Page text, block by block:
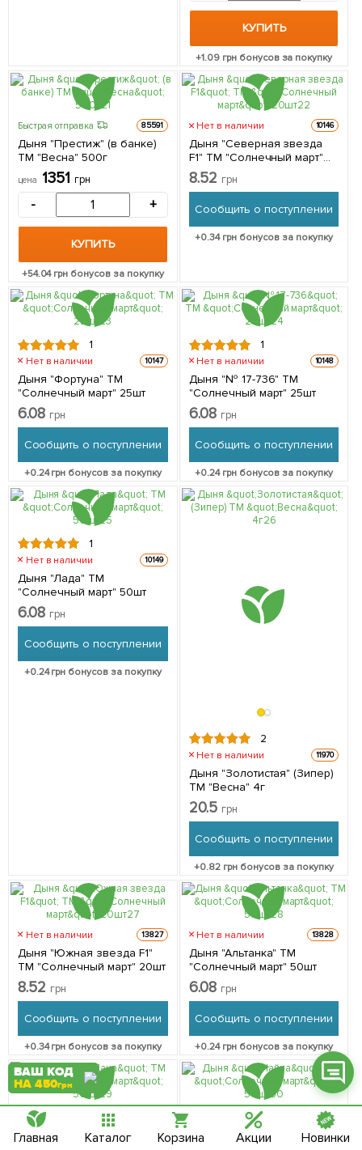
КУПИТЬ
+1.09грн бонусов за покупку
Быстрая отправка 85591
Дыня "Престиж" (в банке)
ТМ "Весна" 500г
цена 1351 грн
- +
КУПИТЬ
+54.04грн бонусов за покупку
Нет в наличии 10146
Дыня "Северная звезда
F1" ТМ "Солнечный март"
20шт
8.52 грн
Сообщить о поступлении
+0.34грн бонусов за покупку
1
Нет в наличии 10147
Дыня "Фортуна" ТМ
"Солнечный март" 25шт
6.08 грн
Сообщить о поступлении
+0.24грн бонусов за покупку
1
Нет в наличии 10148
Дыня "№ 17-736" ТМ
"Солнечный март" 25шт
6.08 грн
Сообщить о поступлении
+0.24грн бонусов за покупку
1
Нет в наличии 10149
Дыня "Лада" ТМ
"Солнечный март" 50шт
6.08 грн
Сообщить о поступлении
+0.24грн бонусов за покупку
2
Нет в наличии 11970
Дыня "Золотистая" (Зипер)
ТМ "Весна" 4г
20.5 грн
Сообщить о поступлении
+0.82 грн бонусов за покупку
Нет в наличии 13827
Дыня "Южная звезда F1"
ТМ "Солнечный март" 20шт
8.52 грн
Сообщить о поступлении
+0.34грн бонусов за покупку
Нет в наличии 13828
Дыня "Альтанка" ТМ
"Солнечный март" 50шт
6.08 грн
Сообщить о поступлении
+0.24грн бонусов за покупку
Нет в наличии 13829
Нет в наличии 13830
Дыня "Чайка" ТМ
"Солнечный март" 50шт
Фейсбук
Телеграм
Вайбер
Інстаграм
Онлайн чат
ВАШ КОД
НА 450грн
Главная Каталог Корзина Акции Новинки